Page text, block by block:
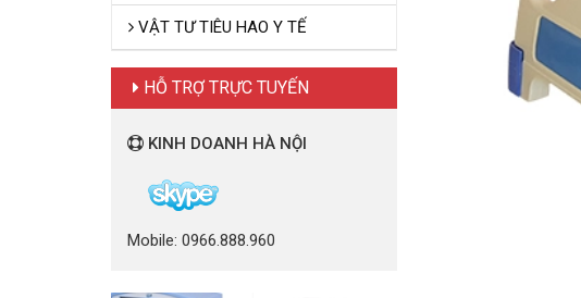
VẬT TƯ TIÊU HAO Y TẾ
HỖ TRỢ TRỰC TUYẾN
KINH DOANH HÀ NỘI
Mobile: 0966.888.960